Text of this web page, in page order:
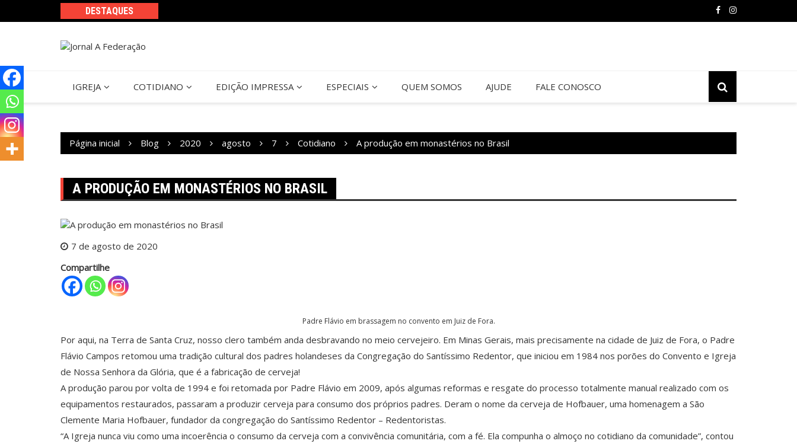
DESTAQUES
IGREJA COTIDIANO EDIÇÃO IMPRESSA ESPECIAIS QUEM SOMOS AJUDE FALE CONOSCO
Página inicial Blog 2020 agosto 7 Cotidiano A produção em monastérios no Brasil
A PRODUÇÃO EM MONASTÉRIOS NO BRASIL
7 de agosto de 2020
Compartilhe
Padre Flávio em brassagem no convento em Juiz de Fora.
Por aqui, na Terra de Santa Cruz, nosso clero também anda desbravando no meio cervejeiro. Em Minas Gerais, mais precisamente na cidade de Juiz de Fora, o Padre
Flávio Campos retomou uma tradição cultural dos padres holandeses da Congregação do Santíssimo Redentor, que iniciou em 1984 nos porões do Convento e Igreja
de Nossa Senhora da Glória, que é a fabricação de cerveja!
A produção parou por volta de 1994 e foi retomada por Padre Flávio em 2009, após algumas reformas e resgate do processo totalmente manual realizado com os
equipamentos restaurados, passaram a produzir cerveja para consumo dos próprios padres. Deram o nome da cerveja de Hofbauer, uma homenagem a São
Clemente Maria Hofbauer, fundador da congregação do Santíssimo Redentor – Redentoristas.
“A Igreja nunca viu como uma incoerência o consumo da cerveja com a convivência comunitária, com a fé. Ela compunha o almoço no cotidiano da comunidade”, contou